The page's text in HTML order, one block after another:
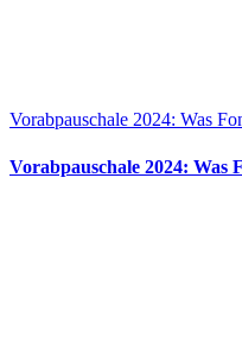
Vorabpauschale 2024: Was
Vorabpauschale 2024: Was